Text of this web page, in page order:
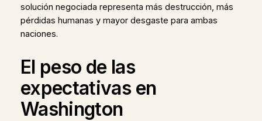
solución negociada representa más destrucción, más
pérdidas humanas y mayor desgaste para ambas
naciones.
El peso de las
expectativas en
Washington